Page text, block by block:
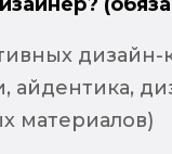
айдентика,
материалов)